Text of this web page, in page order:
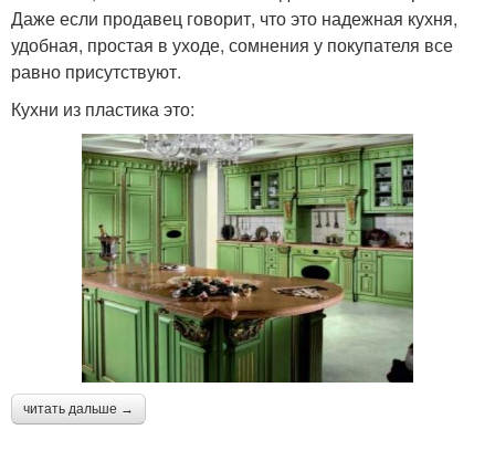
Даже если продавец говорит, что это надежная кухня,
удобная, простая в уходе, сомнения у покупателя все
равно присутствуют.
Кухни из пластика это:
читать дальше →